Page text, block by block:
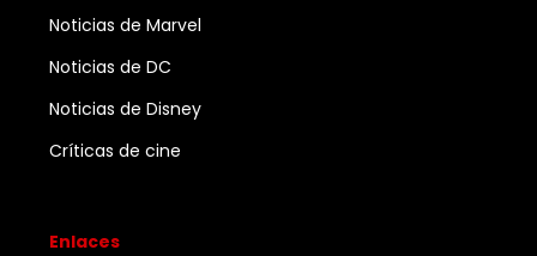
Noticias de Marvel
Noticias de DC
Noticias de Disney
Críticas de cine
Enlaces